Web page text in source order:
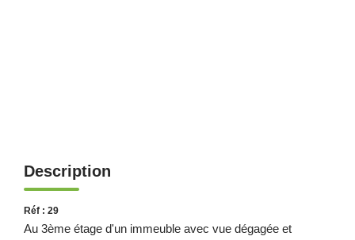
Description
Réf : 29
Au 3ème étage d'un immeuble avec vue dégagée et